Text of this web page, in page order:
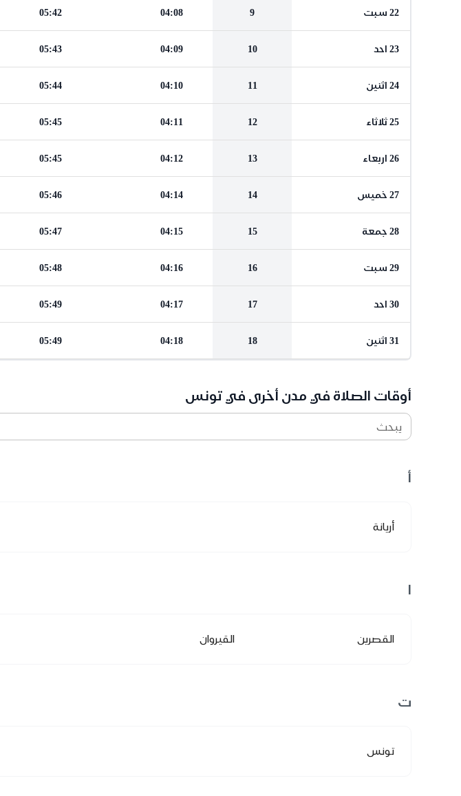
22 سبت 9
04:08
05:42
23 احد 10
04:09
05:43
24 اثنين 11
04:10
05:44
25 ثلاثاء 12
04:11
05:45
26 اربعاء 13
04:12
05:45
27 خميس 14
04:14
05:46
28 جمعة 15
04:15
05:47
29 سبت 16
04:16
05:48
30 احد 17
04:17
05:49
31 اثنين 18
04:18
05:49
أوقات الصلاة في مدن أخرى في تونس
يبحث
أ
أريانة
ا
القصرين القيروان
ت
تونس